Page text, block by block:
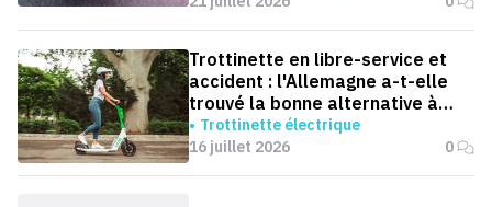
Trottinette en libre-service et
accident : l'Allemagne a-t-elle
trouvé la bonne alternative à
l'interdiction ?
Trottinette électrique
16 juillet 2026
0